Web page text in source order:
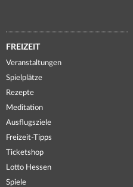
FREIZEIT
Veranstaltungen
Spielplätze
Rezepte
Meditation
Ausflugsziele
Freizeit-Tipps
Ticketshop
Lotto Hessen
Spiele